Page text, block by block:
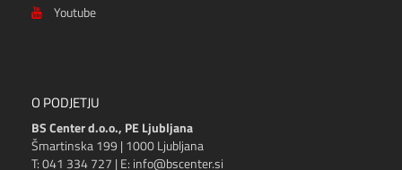
Youtube
O PODJETJU
BS Center d.o.o., PE Ljubljana
Šmartinska 199 | 1000 Ljubljana
T: 041 334 727 | E: info@bscenter.si